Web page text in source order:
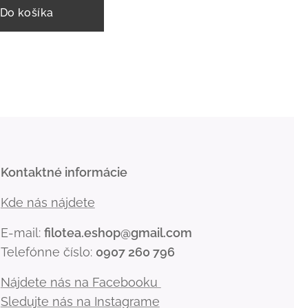
Do košíka
Kontaktné informácie
Kde nás nájdete
E-mail: filotea.eshop@gmail.com
Telefónne číslo: 0907 260 796
Nájdete nás na Facebooku
Sledujte nás na Instagrame